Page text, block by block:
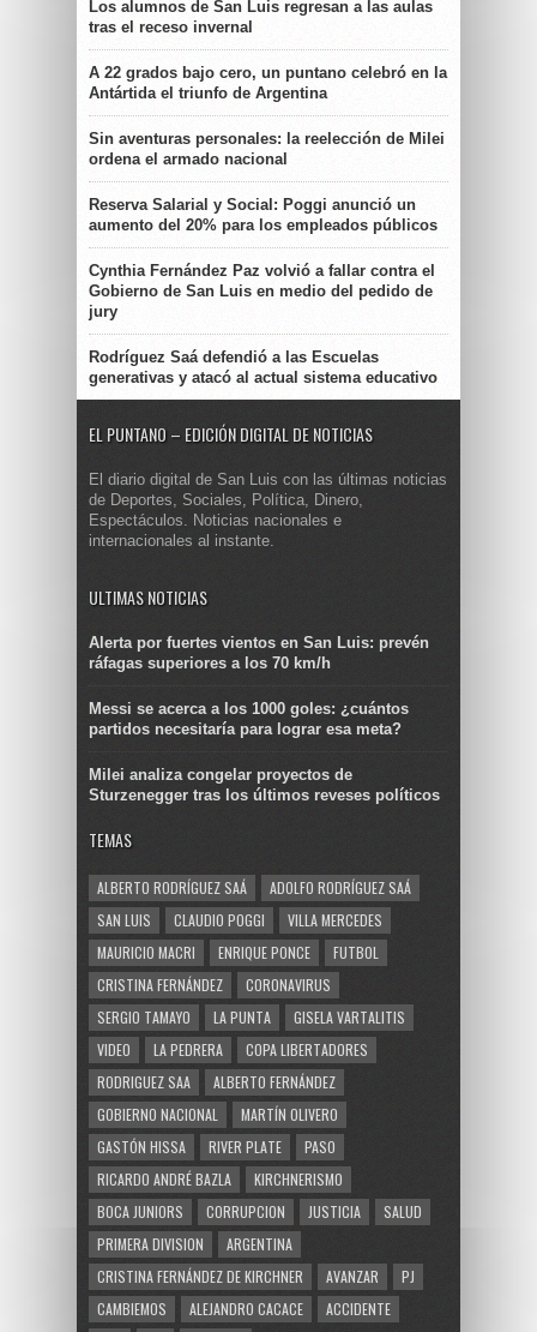
Los alumnos de San Luis regresan a las aulas
tras el receso invernal
A 22 grados bajo cero, un puntano celebró en la
Antártida el triunfo de Argentina
Sin aventuras personales: la reelección de Milei
ordena el armado nacional
Reserva Salarial y Social: Poggi anunció un
aumento del 20% para los empleados públicos
Cynthia Fernández Paz volvió a fallar contra el
Gobierno de San Luis en medio del pedido de
jury
Rodríguez Saá defendió a las Escuelas
generativas y atacó al actual sistema educativo
EL PUNTANO – EDICIÓN DIGITAL DE NOTICIAS
El diario digital de San Luis con las últimas noticias
de Deportes, Sociales, Política, Dinero,
Espectáculos. Noticias nacionales e
internacionales al instante.
ULTIMAS NOTICIAS
Alerta por fuertes vientos en San Luis: prevén
ráfagas superiores a los 70 km/h
Messi se acerca a los 1000 goles: ¿cuántos
partidos necesitaría para lograr esa meta?
Milei analiza congelar proyectos de
Sturzenegger tras los últimos reveses políticos
TEMAS
ALBERTO RODRÍGUEZ SAÁ
ADOLFO RODRÍGUEZ SAÁ
SAN LUIS
CLAUDIO POGGI
VILLA MERCEDES
MAURICIO MACRI
ENRIQUE PONCE
FUTBOL
CRISTINA FERNÁNDEZ
CORONAVIRUS
SERGIO TAMAYO
LA PUNTA
GISELA VARTALITIS
VIDEO
LA PEDRERA
COPA LIBERTADORES
RODRIGUEZ SAA
ALBERTO FERNÁNDEZ
GOBIERNO NACIONAL
MARTÍN OLIVERO
GASTÓN HISSA
RIVER PLATE
PASO
RICARDO ANDRÉ BAZLA
KIRCHNERISMO
BOCA JUNIORS
CORRUPCION JUSTICIA
SALUD
PRIMERA DIVISION
ARGENTINA
CRISTINA FERNÁNDEZ DE KIRCHNER
AVANZAR
PJ
CAMBIEMOS
ALEJANDRO CACACE
ACCIDENTE